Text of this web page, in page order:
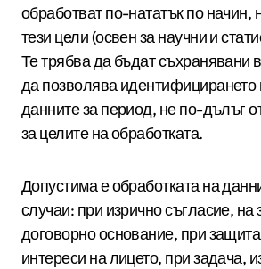
обработват по-нататък по начин,
тези цели (освен за научни и
Те трябва да бъдат съхранявани
да позволява идентифицирането
данните за период, не по-дълъг
за целите на обработката.
Допустима е обработката на
случаи: при изрично съгласие, на
договорно основание, при
интереси на лицето, при задача,